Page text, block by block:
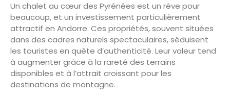
Un chalet au cœur des Pyrénées est un rêve pour
beaucoup, et un investissement particulièrement
attractif en Andorre. Ces propriétés, souvent situées
dans des cadres naturels spectaculaires, séduisent
les touristes en quête d’authenticité. Leur valeur tend
à augmenter grâce à la rareté des terrains
disponibles et à l’attrait croissant pour les
destinations de montagne.